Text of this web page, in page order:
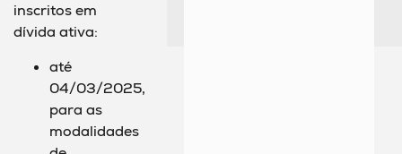
inscritos em
dívida ativa:
até
04/03/2025,
para as
modalidades